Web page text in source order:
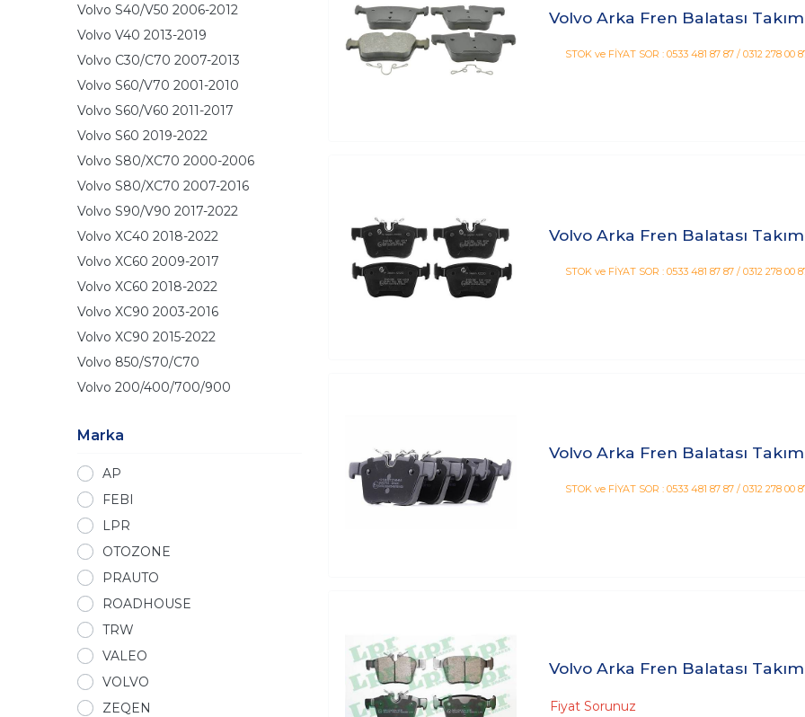
Volvo S40/V50 2006-2012
Volvo V40 2013-2019
Volvo C30/C70 2007-2013
Volvo S60/V70 2001-2010
Volvo S60/V60 2011-2017
Volvo S60 2019-2022
Volvo S80/XC70 2000-2006
Volvo S80/XC70 2007-2016
Volvo S90/V90 2017-2022
Volvo XC40 2018-2022
Volvo XC60 2009-2017
Volvo XC60 2018-2022
Volvo XC90 2003-2016
Volvo XC90 2015-2022
Volvo 850/S70/C70
Volvo 200/400/700/900
Marka
AP
FEBI
LPR
OTOZONE
PRAUTO
ROADHOUSE
TRW
VALEO
VOLVO
ZEQEN
Volvo Arka Fren Balatası
STOK ve FİYAT SOR : 0533 481 87 87 / 0312 278 00
Volvo Arka Fren Balatası
STOK ve FİYAT SOR : 0533 481 87 87 / 0312 278 00
Volvo Arka Fren Balatası
STOK ve FİYAT SOR : 0533 481 87 87 / 0312 278 00
Volvo Arka Fren Balatası
Fiyat Sorunuz